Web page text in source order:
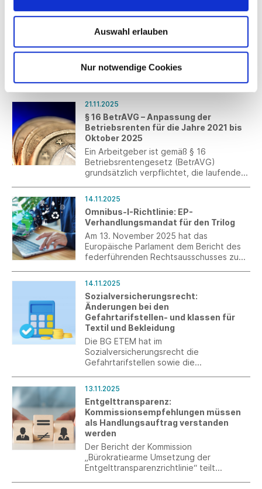
Auswahl erlauben
Nur notwendige Cookies
UNIQUE COTTON von SCHIESSER
Mit UNIQUE COTTON erweitert
INNOVATION um eine Wäschelösung auf
unterschiedliche Lebenssituationen und
Körperformen anpasst.
21.11.2025
§ 16 BetrAVG – Anpassung der
Betriebsrenten für die Jahre 2021 bis
Oktober 2025
Ein Arbeitgeber ist gemäß § 16
Betriebsrentengesetz (BetrAVG)
grundsätzlich verpflichtet, die laufenden
überprüfen und nach billigem Ermessen
über eine Anpassung zu entscheiden. Ein
Hilfsmittel für diese Entscheidung ist die
Entwicklung des jeweiligen
Verbraucherpreisindexes.
14.11.2025
Omnibus-I-Richtlinie: EP-
Verhandlungsmandat für den Trilog
Am 13. November 2025 hat das
Europäische Parlament dem Bericht des
federführenden Rechtsausschusses zum
begonnen.
14.11.2025
Sozialversicherungsrecht:
Änderungen bei den
Gefahrtarifstellen- und klassen für
Textil und Bekleidung
Die BG ETEM hat im
Sozialversicherungsrecht die
Gefahrtarifstellen sowie die
13.11.2025
Entgelttransparenz:
Kommissionsempfehlungen müssen
als Handlungsauftrag verstanden
werden
Der Bericht der Kommission
„Bürokratiearme Umsetzung der
Entgelttransparenzrichtlinie“ teilt